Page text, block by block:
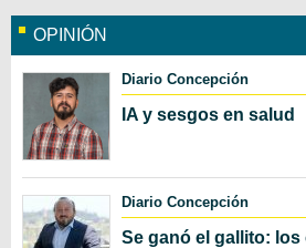
OPINIÓN
Diario Concepción
IA y sesgos en salud
Diario Concepción
Se ganó el gallito: